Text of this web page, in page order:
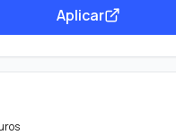
Aplicar